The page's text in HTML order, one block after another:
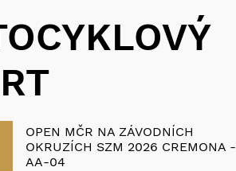
OPEN MČR NA ZÁVODNÍCH
OKRUZÍCH SZM 2026 CREMONA -
AA-04